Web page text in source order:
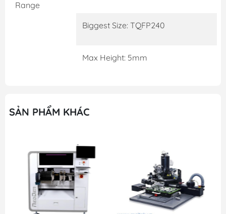
Any size nozzle can be installed
(up-looking and down-looking camera)
Equip with high speed industry CCD cameras
Highly improved accuracy of placement from 0201
Range
Biggest Size: TQFP240
Max Height: 5mm
SẢN PHẨM KHÁC